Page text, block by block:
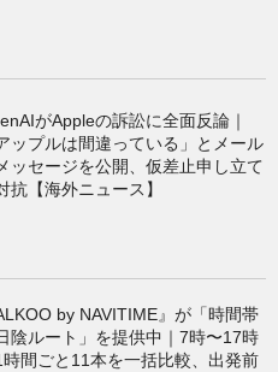
がAppleの訴訟に全面反論｜
ップルは間違っている」とメール
ッセージを公開、仮差止申し立て
抗【海外ニュース】
by NAVITIME』が「時間帯
陰ルート」を提供中｜7時〜17時
時間ごと11本を一括比較、出発前